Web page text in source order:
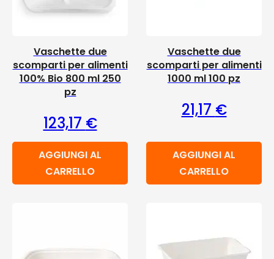
Vaschette due
scomparti per alimenti
100% Bio 800 ml 250
pz
123,17 €
AGGIUNGI AL
CARRELLO
Vaschette due
scomparti per alimenti
1000 ml 100 pz
21,17 €
AGGIUNGI AL
CARRELLO